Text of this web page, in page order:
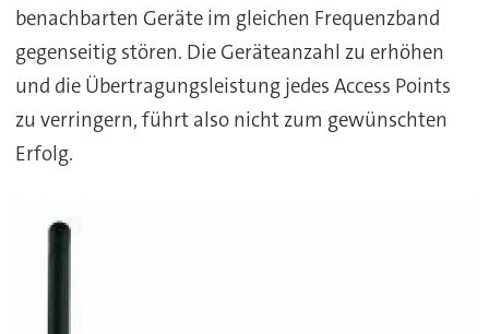
benachbarten Geräte im gleichen Frequenzband
gegenseitig stören. Die Geräteanzahl zu erhöhen
und die Übertragungsleistung jedes Access Points
zu verringern, führt also nicht zum gewünschten
Erfolg.